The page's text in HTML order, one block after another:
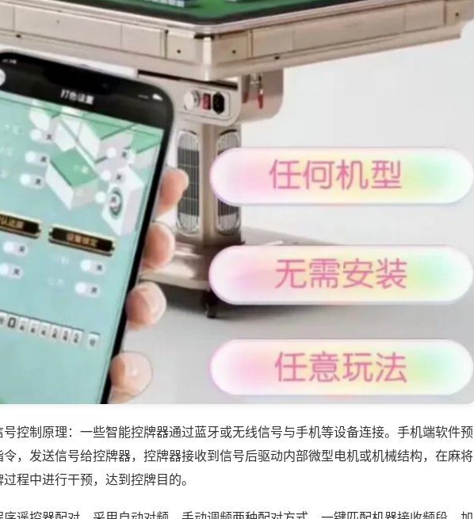
号控制原理：一些智能控牌器通过蓝牙或无线信号与手机等设备连接。手机端软件预
，发送信号给控牌器，控牌器接收到信号后驱动内部微型电机或机械结构，在麻将
程中进行干预，达到控牌目的。